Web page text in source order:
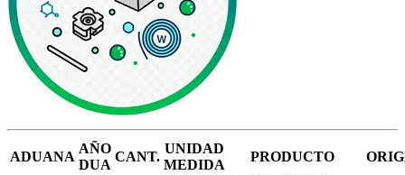
ADUANA
AÑO
DUA
CANT.
UNIDAD
MEDIDA
PRODUCTO